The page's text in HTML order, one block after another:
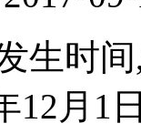
生时
12月1